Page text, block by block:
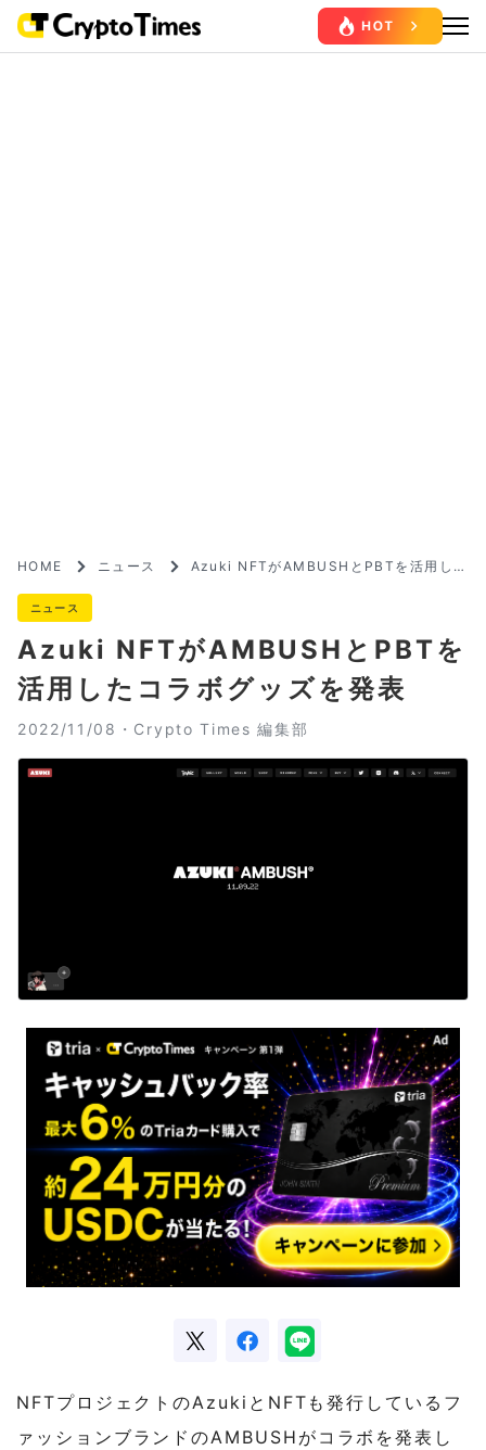
HOME ニュース
Azuki NFTがAMBUSHとPBTを活用した
ニュース
Azuki NFTがAMBUSHとPBTを
活用したコラボグッズを発表
2022/11/08・ Crypto Times 編集部
NFTプロジェクトのAzukiとNFTも発行しているフ
ァッションブランドのAMBUSHがコラボを発表し